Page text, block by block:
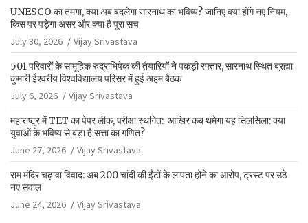
UNESCO का तमगा, क्या अब बदलेगा सारनाथ का भविष्य? जानिए क्या होंगे नए नियम,
किस पर पड़ेगा असर और क्या है पूरा सच
July 30, 2026
Vijay Srivastava
501 परिवारों के सामूहिक रुद्राभिषेक की तैयारियों ने पकड़ी रफ्तार, सारनाथ स्थित ब्रह्मा
कुमारी ईश्वरीय विश्वविद्यालय परिसर में हुई अहम बैठक
July 6, 2026
Vijay Srivastava
महाराष्ट्र में TET का पेपर लीक, परीक्षा स्थगित: आखिर कब थमेगा यह सिलसिला: क्या
युवाओं के भविष्य से बड़ा है सत्ता का गणित?
June 27, 2026
Vijay Srivastava
राम मंदिर चढ़ावा विवाद: अब 200 चांदी की ईंटों के लापता होने का आरोप, ट्रस्ट पर उठे
नए सवाल
June 24, 2026
Vijay Srivastava